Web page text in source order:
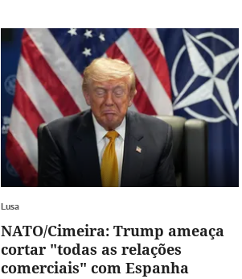
Lusa
NATO/Cimeira: Trump ameaça
cortar "todas as relações
comerciais" com Espanha